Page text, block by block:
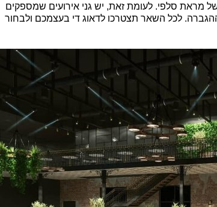
מראת סלפי. לעומת זאת, יש גני אירועים שמספקים
לכל השאר תצטרכו לדאוג די בעצמכם ולבחור